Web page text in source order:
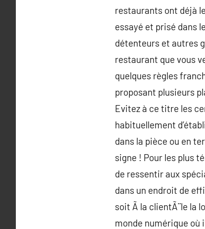
restaurants ont déjà
essayé et prisé dans
détenteurs et autres
restaurant que vous
quelques règles
proposant plusieurs
Evitez à ce titre les
habituellement
dans la pièce ou en
signe ! Pour les plus
de ressentir aux
dans un endroit de
soit Ã la clientÃ¨le la
monde numérique où